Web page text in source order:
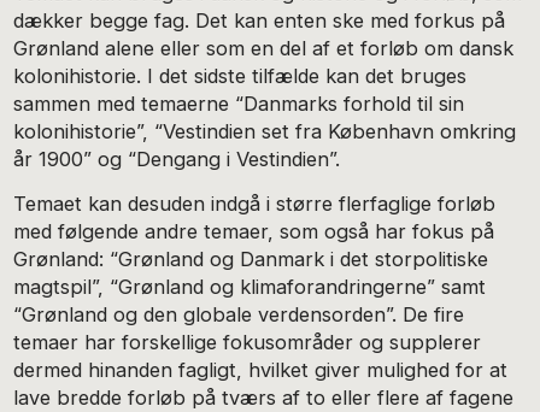
dækker begge fag. Det kan enten ske med forkus på
Grønland alene eller som en del af et forløb om dansk
kolonihistorie. I det sidste tilfælde kan det bruges
sammen med temaerne “Danmarks forhold til sin
kolonihistorie”, “Vestindien set fra København omkring
år 1900” og “Dengang i Vestindien”.
Temaet kan desuden indgå i større flerfaglige forløb
med følgende andre temaer, som også har fokus på
Grønland: “Grønland og Danmark i det storpolitiske
magtspil”, “Grønland og klimaforandringerne” samt
“Grønland og den globale verdensorden”. De fire
temaer har forskellige fokusområder og supplerer
dermed hinanden fagligt, hvilket giver mulighed for at
lave bredde forløb på tværs af to eller flere af fagene